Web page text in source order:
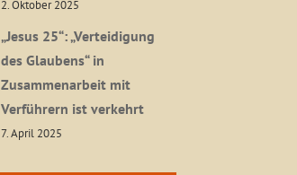
2. Oktober 2025
„Jesus 25“: „Verteidigung
des Glaubens“ in
Zusammenarbeit mit
Verführern ist verkehrt
7. April 2025